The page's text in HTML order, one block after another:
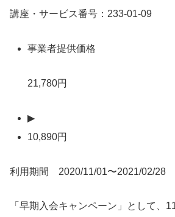
講座・サービス番号：233-01-09
事業者提供価格
21,780円
▶
10,890円
利用期間 2020/11/01〜2021/02/28
「早期入会キャンペーン」として、